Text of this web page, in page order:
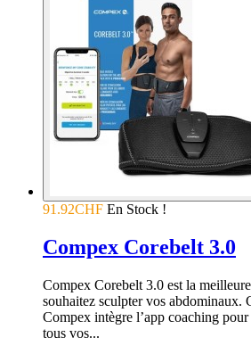
91.92CHF En Stock !
Compex Corebelt 3.0
Compex Corebelt 3.0 est la
souhaitez sculpter vos abdominaux.
Compex intègre l’app coaching
tous vos...